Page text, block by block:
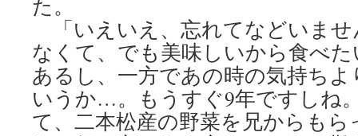
た。
「いえいえ、忘れてなどいま
なくて、でも美味しいから食べ
あるし、一方であの時の気持ち
いうか…。もうすぐ9年ですしね
て、二本松産の野菜を兄からも